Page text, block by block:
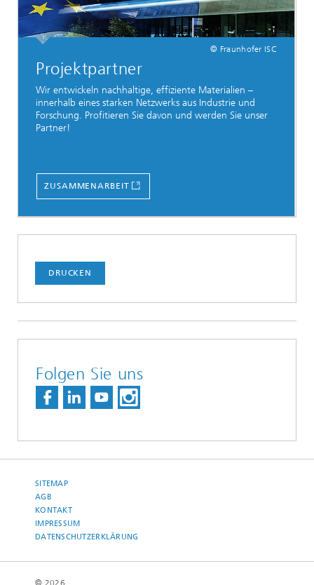
© Fraunhofer ISC
Projektpartner
Wir entwickeln nachhaltige, effiziente Materialien –
innerhalb eines starken Netzwerks aus Industrie und
Forschung. Profitieren Sie davon und werden Sie unser
Partner!
ZUSAMMENARBEIT
DRUCKEN
Folgen Sie uns
SITEMAP
AGB
KONTAKT
IMPRESSUM
DATENSCHUTZERKLÄRUNG
© 2026